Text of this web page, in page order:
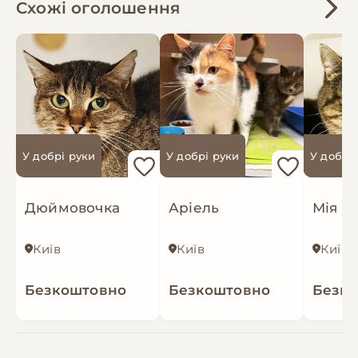
Схожі оголошення
У добрі руки
Дюймовочка
Київ
Безкоштовно
У добрі руки
Аріель
Київ
Безкоштовно
У добрі
Мія
Київ